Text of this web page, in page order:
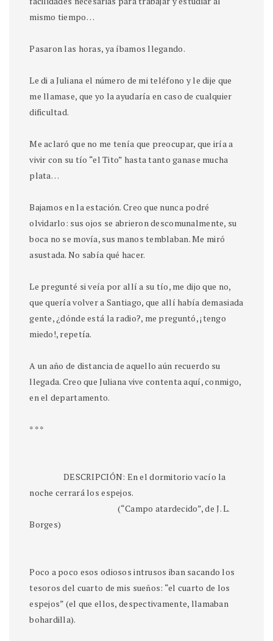
mismo tiempo…
Pasaron las horas, ya íbamos llegando.
Le di a Juliana el número de mi teléfono y le dije que
me llamase, que yo la ayudaría en caso de cualquier
dificultad.
Me aclaró que no me tenía que preocupar, que iría a
vivir con su tío “el Tito” hasta tanto ganase mucha
plata…
Bajamos en la estación. Creo que nunca podré
olvidarlo: sus ojos se abrieron descomunalmente, su
boca no se movía, sus manos temblaban. Me miró
asustada. No sabía qué hacer.
Le pregunté si veía por allí a su tío, me dijo que no,
que quería volver a Santiago, que allí había demasiada
gente, ¿dónde está la radio?, me preguntó, ¡tengo
miedo!, repetía.
A un año de distancia de aquello aún recuerdo su
llegada. Creo que Juliana vive contenta aquí, conmigo,
en el departamento.
* * *
DESCRIPCIÓN: En el dormitorio vacío la
noche cerrará los espejos.
(“Campo atardecido”, de J. L.
Borges)
Poco a poco esos odiosos intrusos iban sacando los
tesoros del cuarto de mis sueños: “el cuarto de los
espejos” (el que ellos, despectivamente, llamaban
bohardilla).